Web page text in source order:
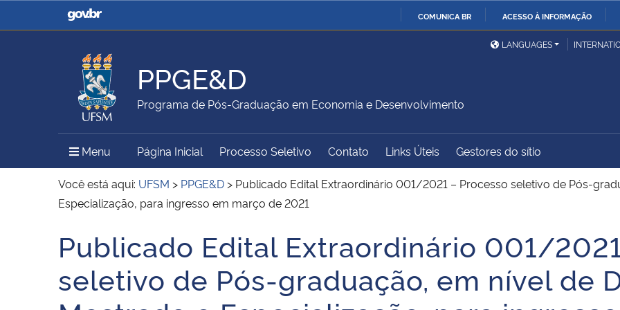
COMUNICA BR ACESSO À INFORMAÇÃO
Casa Civil
Ministério da Justiça e
Ministério da Defesa
Ministério das Relações
Exteriores
Ministério da Agricultura,
Pecuária e Abastecimento
Ministério da Educação
Ministério do Meio Ambiente Ministério do Turismo
Ministério do
Desenvolvimento Regional
Controladoria-Geral da
Secretaria de Governo
Gabinete de Segurança
Institucional
Advocacia-Geral da União
LANGUAGES
PPGE&D
Programa de Pós-Graduação em Economia e Desenvolvimento
Menu Menu Principal do Sítio
Página Inicial Processo Seletivo Contato Links Úteis Gestores do sítio
Você está aqui: UFSM > PPGE&D > Publicado Edital Extraordinário 001/2021 – Processo seletivo de Pós-
Especialização, para ingresso em março de 2021
Início do conteúdo
Publicado Edital Extraordinário 001/
seletivo de Pós-graduação, em nível de